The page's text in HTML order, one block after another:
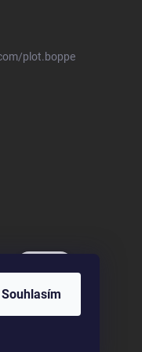
Souhlasím
plot.boppe